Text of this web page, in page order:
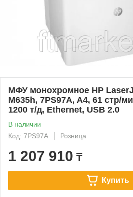
МФУ монохромное HP
M635h, 7PS97A, A4, 61 стр/
1200 т/д, Ethernet, USB 2.0
В наличии
Код: 7PS97A
Розница
1 207 910 ₸
Купить